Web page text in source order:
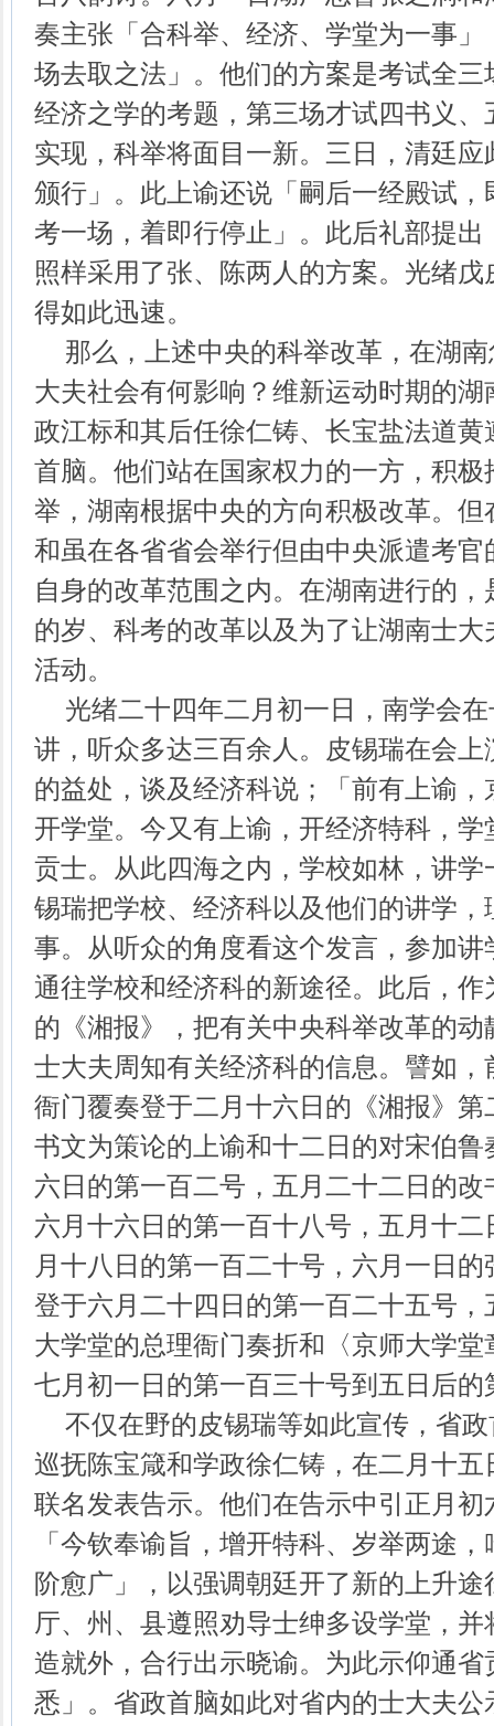
奏主张「合科举、经济、学堂为一事
场去取之法」。他们的方案是考试全
经济之学的考题，第三场才试四书义
实现，科举将面目一新。三日，清廷
颁行」。此上谕还说「嗣后一经殿试
考一场，着即行停止」。此后礼部提
照样采用了张、陈两人的方案。光绪
得如此迅速。
那么，上述中央的科举改革，在湖南
大夫社会有何影响？维新运动时期的
政江标和其后任徐仁铸、长宝盐法道
首脑。他们站在国家权力的一方，积
举，湖南根据中央的方向积极改革。
和虽在各省省会举行但由中央派遣考
自身的改革范围之内。在湖南进行的
的岁、科考的改革以及为了让湖南士
活动。
光绪二十四年二月初一日，南学会在
讲，听众多达三百余人。皮锡瑞在会
的益处，谈及经济科说；「前有上谕
开学堂。今又有上谕，开经济特科，
贡士。从此四海之内，学校如林，讲
锡瑞把学校、经济科以及他们的讲学
事。从听众的角度看这个发言，参加
通往学校和经济科的新途径。此后，
的《湘报》，把有关中央科举改革的
士大夫周知有关经济科的信息。譬如
衙门覆奏登于二月十六日的《湘报》
书文为策论的上谕和十二日的对宋伯
六日的第一百二号，五月二十二日的
六月十六日的第一百十八号，五月十
月十八日的第一百二十号，六月一日
登于六月二十四日的第一百二十五号
大学堂的总理衙门奏折和〈京师大学
七月初一日的第一百三十号到五日后
不仅在野的皮锡瑞等如此宣传，省政
巡抚陈宝箴和学政徐仁铸，在二月十
联名发表告示。他们在告示中引正月
「今钦奉谕旨，增开特科、岁举两途
阶愈广」，以强调朝廷开了新的上升
厅、州、县遵照劝导士绅多设学堂，
造就外，合行出示晓谕。为此示仰通
悉」。省政首脑如此对省内的士大夫